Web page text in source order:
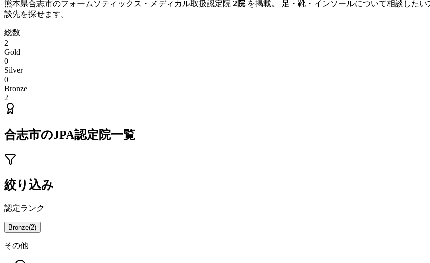
熊本県合志市のフォームソティックス・メディカル取扱認定院 2院を掲載。 足・靴・インソールについて相談した
談先を探せます。
総数
2
Gold
0
Silver
0
Bronze
2
合志市のJPA認定院一覧
絞り込み
認定ランク
Bronze(2)
その他